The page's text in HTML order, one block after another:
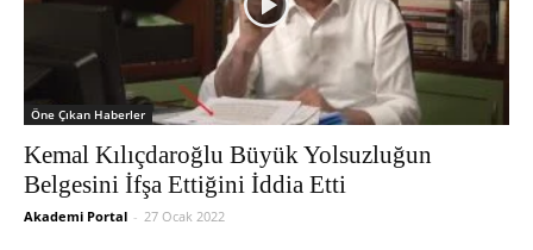
Öne Çıkan Haberler
Kemal Kılıçdaroğlu Büyük Yolsuzluğun
Belgesini İfşa Ettiğini İddia Etti
Akademi Portal - 27 Ocak 2022